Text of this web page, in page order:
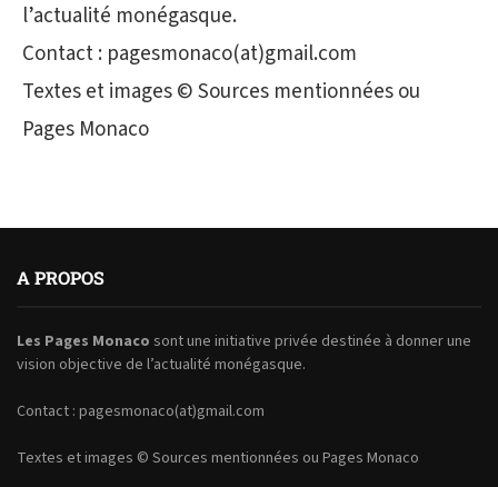
l’actualité monégasque.
Contact : pagesmonaco(at)gmail.com
Textes et images © Sources mentionnées ou
Pages Monaco
A PROPOS
Les Pages Monaco sont une initiative privée destinée à donner une
vision objective de l’actualité monégasque.
Contact : pagesmonaco(at)gmail.com
Textes et images © Sources mentionnées ou Pages Monaco